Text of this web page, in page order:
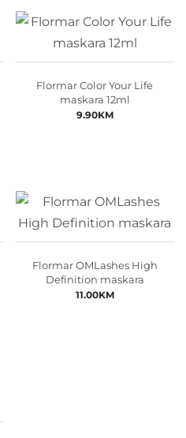
Flormar Color Your Life
maskara 12ml
9.90KM
Flormar OMLashes High
Definition maskara
11.00KM